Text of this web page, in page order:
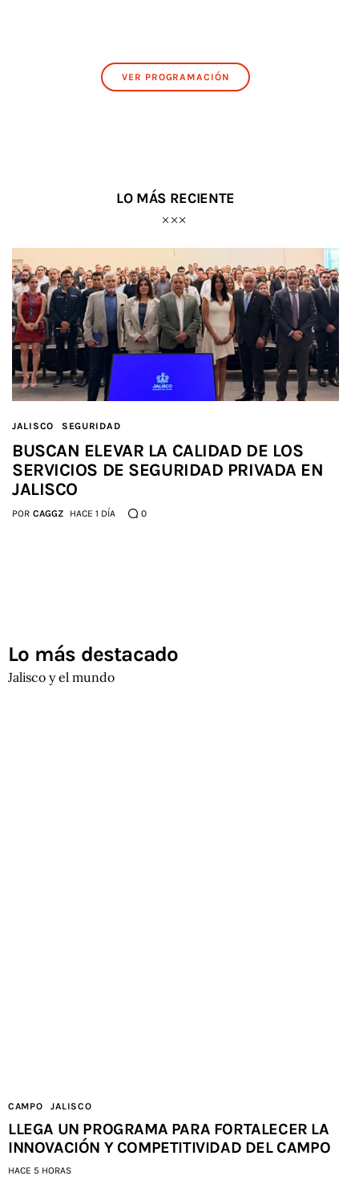
VER PROGRAMACIÓN
LO MÁS RECIENTE
JALISCO SEGURIDAD
BUSCAN ELEVAR LA CALIDAD DE LOS
SERVICIOS DE SEGURIDAD PRIVADA EN
JALISCO
POR CAGGZ HACE 1 DÍA 0
Lo más destacado
Jalisco y el mundo
CAMPO JALISCO
LLEGA UN PROGRAMA PARA FORTALECER LA
INNOVACIÓN Y COMPETITIVIDAD DEL CAMPO
HACE 5 HORAS